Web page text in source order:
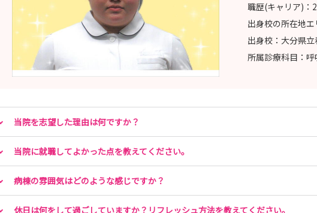
職歴(キャリア)：
出身校の所在地エ
出身校： 大分県立
所属診療科目： 呼
当院を志望した理由は何ですか？
当院に就職してよかった点を教えてください。
病棟の雰囲気はどのような感じですか？
休日は何をして過ごしていますか？リフレッシュ方法を教えてください。